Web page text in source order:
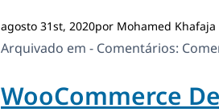
agosto 31st, 2020por Mohamed Khafaja
Arquivado em - Comentários:
WooCommerce